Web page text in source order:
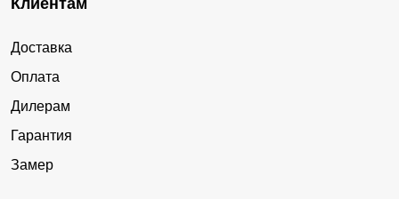
Клиентам
Доставка
Оплата
Дилерам
Гарантия
Замер